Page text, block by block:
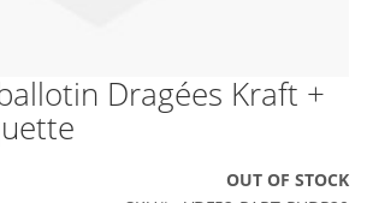
Dragées Kraft +
OUT OF STOCK